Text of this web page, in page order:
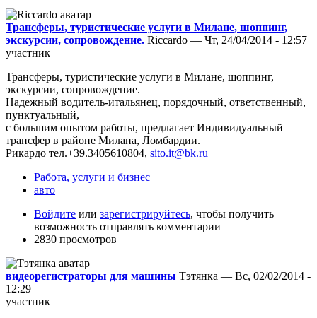
Трансферы, туристические услуги в Милане, шоппинг,
экскурсии, сопровождение. Riccardo — Чт, 24/04/2014 - 12:57
участник
Трансферы, туристические услуги в Милане, шоппинг,
экскурсии, сопровождение.
Надежный водитель-итальянец, порядочный, ответственный,
пунктуальный,
с большим опытом работы, предлагает Индивидуальный
трансфер в районе Милана, Ломбардии.
Рикардо тел.+39.3405610804, sito.it@bk.ru
Работа, услуги и бизнес
авто
Войдите или зарегистрируйтесь, чтобы получить
возможность отправлять комментарии
2830 просмотров
видеорегистраторы для машины Тэтянка — Вс, 02/02/2014 -
12:29
участник